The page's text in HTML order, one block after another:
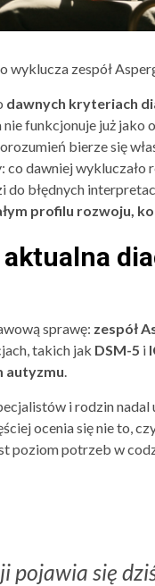
wyklucza zespół
dawnych kryteriach
nie funkcjonuje już
bierze się
dawniej wykluczało
do błędnych
profilu rozwoju,
aktualna
sprawę: zespół
takich jak DSM-5 i
autyzmu
i rodzin
ocenia się nie to,
poziom potrzeb w
pojawia się